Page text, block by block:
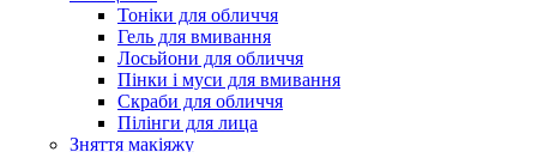
Тоніки для обличчя
Гель для вмивання
Лосьйони для обличчя
Пінки і муси для вмивання
Скраби для обличчя
Пілінги для лица
Зняття макіяжу